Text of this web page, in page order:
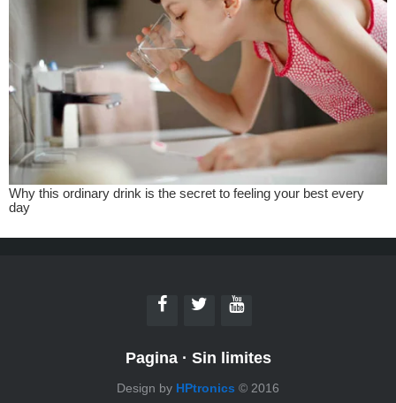
Pagina· Sin limites
Design by HPtronics © 2016